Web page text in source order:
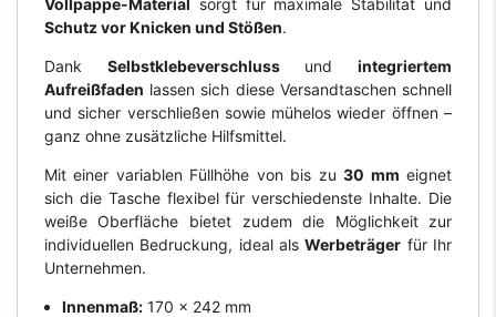
Schutz vor Knicken und Stößen.
Dank Selbstklebeverschlussundintegriertem
Aufreißfaden lassen sich diese Versandtaschen schnell
und sicher verschließen sowie mühelos wieder öffnen –
ganz ohne zusätzliche Hilfsmittel.
Mit einer variablen Füllhöhe von bis zu30 mm eignet
sich die Tasche flexibel für verschiedenste Inhalte. Die
weiße Oberfläche bietet zudem die Möglichkeit zur
individuellen Bedruckung, ideal alsWerbeträger für Ihr
Unternehmen.
Innenmaß:170 x 242 mm